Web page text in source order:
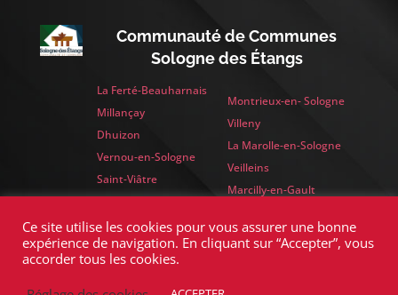
Communauté de Communes
Sologne des Étangs
La Ferté-Beauharnais
Millançay
Dhuizon
Vernou-en-Sologne
Saint-Viâtre
Yvoy-le-Marron
Montrieux-en- Sologne
Villeny
La Marolle-en-Sologne
Veilleins
Marcilly-en-Gault
Ce site utilise les cookies pour vous assurer une bonne
expérience de navigation. En cliquant sur “Accepter”, vous
accorder tous les cookies.